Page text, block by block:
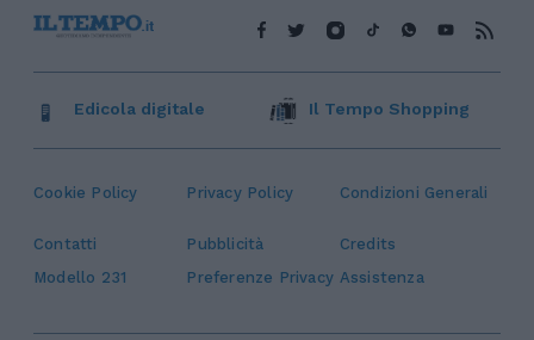
Cookie Policy Privacy Policy Condizioni Generali
Contatti Pubblicità
Credits
Modello 231
Preferenze Privacy Assistenza
Edicola digitale Il Tempo Shopping